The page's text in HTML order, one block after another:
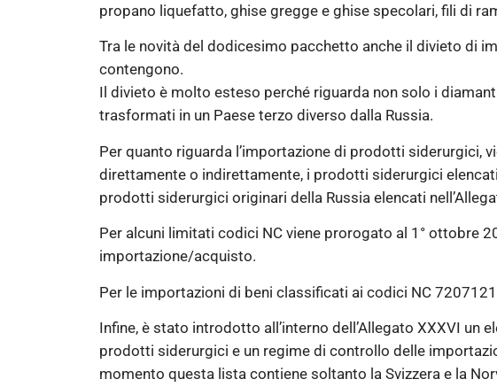
propano liquefatto, ghise gregge e ghise specolari, fili di
Tra le novità del dodicesimo pacchetto anche il divieto di
contengono.
Il divieto è molto esteso perché riguarda non solo i
trasformati in un Paese terzo diverso dalla Russia.
Per quanto riguarda l’importazione di prodotti siderurgici,
direttamente o indirettamente, i prodotti siderurgici
prodotti siderurgici originari della Russia elencati
Per alcuni limitati codici NC viene prorogato al 1° ottobre
importazione/acquisto.
Per le importazioni di beni classificati ai codici NC
Infine, è stato introdotto all’interno dell’Allegato XXXVI
prodotti siderurgici e un regime di controllo delle
momento questa lista contiene soltanto la Svizzera e la